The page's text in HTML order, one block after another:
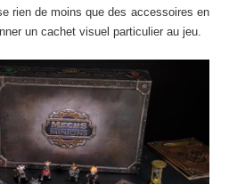
rien de moins que des accessoires en
un cachet visuel particulier au jeu.